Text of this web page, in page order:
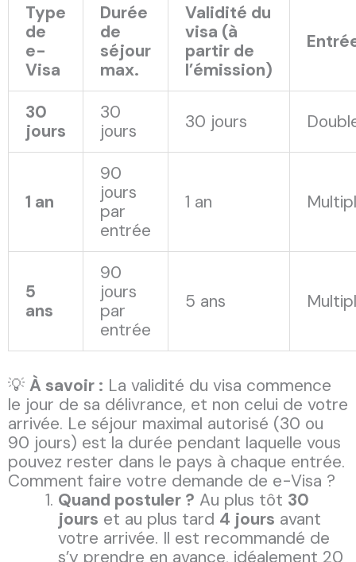
Type
de
e-
Visa
Durée
de
séjour
max.
Validité du
visa (à
partir de
l’émission)
30
jours
30
jours
30 jours
1 an
90
jours
par
entrée
1 an
5
ans
90
jours
par
entrée
5 ans
💡 À savoir : La validité du visa commence
le jour de sa délivrance, et non celui de votre
arrivée. Le séjour maximal autorisé (30 ou
90 jours) est la durée pendant laquelle vous
pouvez rester dans le pays à chaque entrée.
Comment faire votre demande de e-Visa ?
Quand postuler ? Au plus tôt 30
jours et au plus tard 4 jours avant
votre arrivée. Il est recommandé de
s’y prendre en avance, idéalement 20